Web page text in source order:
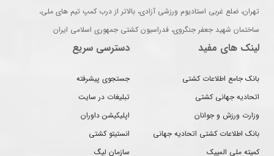
تهران، ضلع غربی استادیوم ورزشی آزادی، بالاتر از درب کمپ تیم های ملی،
ساختمان شهید جعفر جنگروی، فدراسیون کشتی جمهوری اسلامی ایران
لینک های مفید
بانک جامع اطلاعات کشتی
اتحادیه جهانی کشتی
وزارت ورزش و جوانان
بانک اطلاعات کشتی اتحادیه جهانی
کمیته ملی المپیک
دسترسی سریع
جستجوی پیشرفته
تبلیغات در سایت
اپلیکیشن داوران
انستیتو کشتی
سازمان لیگ